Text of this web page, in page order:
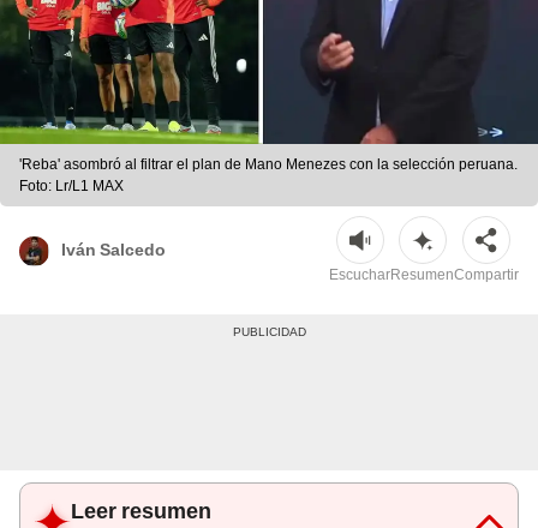
'Reba' asombró al filtrar el plan de Mano Menezes con la selección peruana.
Foto: Lr/L1 MAX
Iván Salcedo
EscucharResumenCompartir
Leer resumen